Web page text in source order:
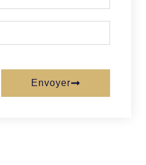
Envoyer